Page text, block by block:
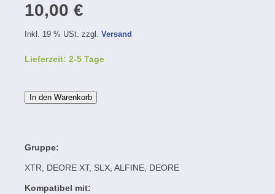
10,00 €
Inkl. 19 % USt. zzgl. Versand
Lieferzeit: 2-5 Tage
In den Warenkorb
Gruppe:
XTR, DEORE XT, SLX, ALFINE, DEORE
Kompatibel mit: